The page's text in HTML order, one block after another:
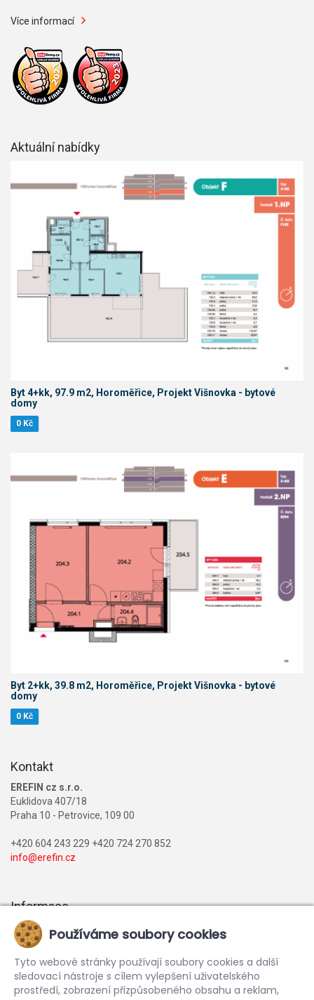
Více informací
Aktuální nabídky
Byt 4+kk, 97.9 m2, Horoměřice, Projekt Višnovka - bytové
domy
0 Kč
Byt 2+kk, 39.8 m2, Horoměřice, Projekt Višnovka - bytové
domy
0 Kč
Kontakt
EREFIN cz s.r.o.
Euklidova 407/18
Praha 10 - Petrovice, 109 00
+420 604 243 229 +420 724 270 852
info@erefin.cz
Informace
Nabídka realit
Financování
Reference
Kariéra
Používáme soubory cookies
Tyto webové stránky používají soubory cookies a další
sledovací nástroje s cílem vylepšení uživatelského
prostředí, zobrazení přizpůsobeného obsahu a reklam,